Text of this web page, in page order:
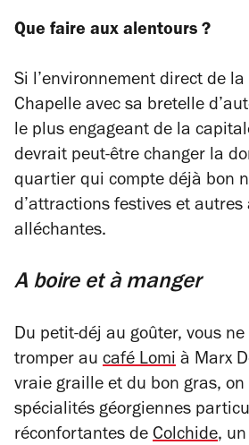
Que faire aux alentours ?
Si l’environnement direct de
Chapelle avec sa bretelle
le plus engageant de la
devrait peut-être changer la
quartier qui compte déjà bon
d’attractions festives et autres
alléchantes.
A boire et à manger
Du petit-déj au goûter, vous
tromper au café Lomi à Marx
vraie graille et du bon gras,
spécialités géorgiennes
réconfortantes de Colchide,